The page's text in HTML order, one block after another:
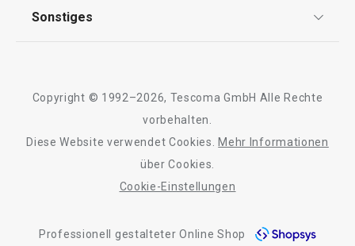
Warenkorb
Alle Produkte der Linie PRECIOSO
Kontaktformular
Qualität
Sonstiges
Barrierefreiheit
Copyright © 1992–2026, Tescoma GmbH Alle Rechte
vorbehalten.
Diese Website verwendet Cookies.
Mehr Informationen
über Cookies.
Cookie-Einstellungen
Professionell gestalteter Online Shop